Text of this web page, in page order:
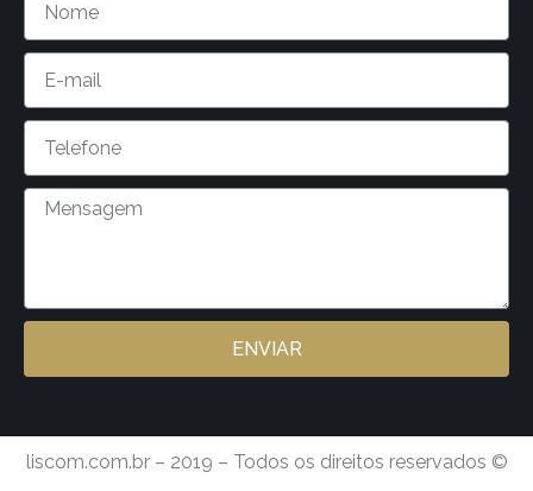
ENVIAR
liscom.com.br – 2019 – Todos os direitos reservados ©